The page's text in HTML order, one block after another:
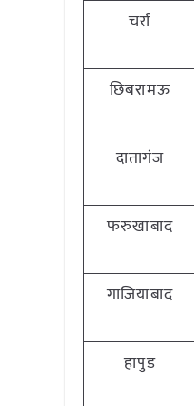
चर्रा
छिबरामऊ
दातागंज
फरुखाबाद
गाजियाबाद
हापुड